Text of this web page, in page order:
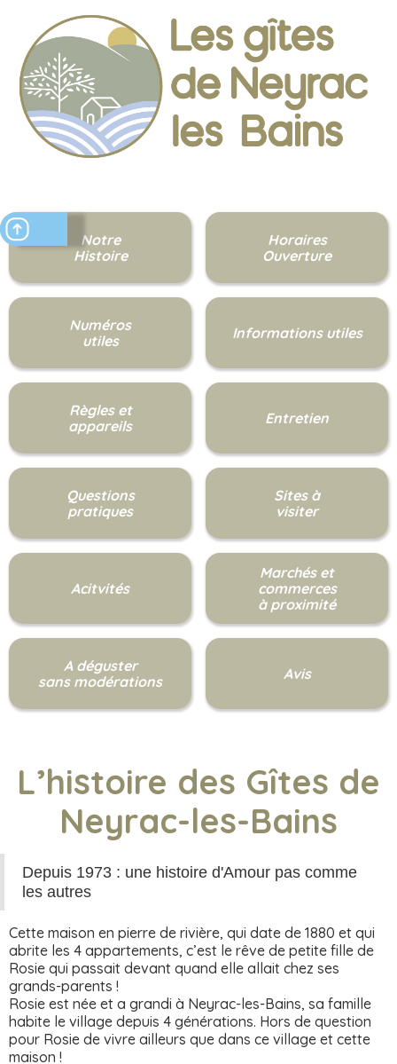
Notre
Histoire
Horaires
Ouverture
Numéros
utiles
Informations utiles
Règles et
appareils
Entretien
Questions
pratiques
Sites à
visiter
Acitvités
Marchés et
commerces
à proximité
A déguster
sans modérations
Avis
L’histoire des Gîtes de
Neyrac-les-Bains
Depuis 1973 : une histoire d'Amour pas comme
les autres
Cette maison en pierre de rivière, qui date de 1880 et qui
abrite les 4 appartements, c’est le rêve de petite fille de
Rosie qui passait devant quand elle allait chez ses
grands-parents !
Rosie est née et a grandi à Neyrac-les-Bains, sa famille
habite le village depuis 4 générations. Hors de question
pour Rosie de vivre ailleurs que dans ce village et cette
maison !